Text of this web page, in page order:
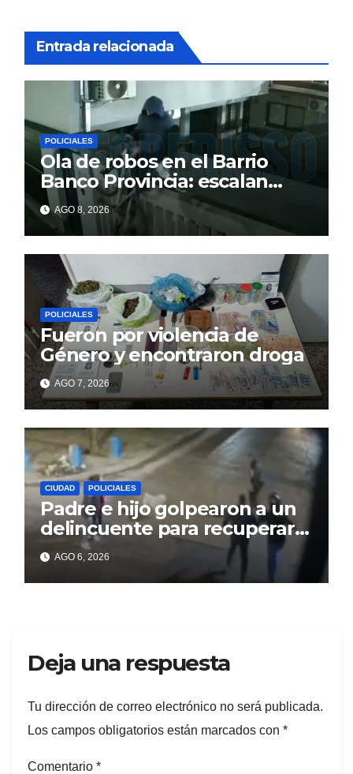
Entrada relacionada
POLICIALES
Ola de robos en el Barrio
Banco Provincia: escalan
paredes en la noche y nadie
responde
AGO 8, 2026
POLICIALES
Fueron por violencia de
Género y encontraron droga
AGO 7, 2026
CIUDAD POLICIALES
Padre e hijo golpearon a un
delincuente para recuperar
un celular robado en Berisso
AGO 6, 2026
Deja una respuesta
Tu dirección de correo electrónico no será publicada.
Los campos obligatorios están marcados con *
Comentario *